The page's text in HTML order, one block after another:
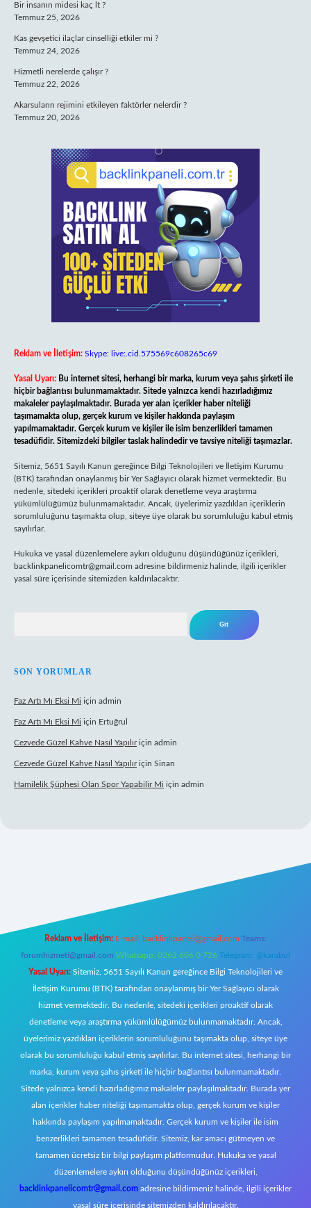
Bir insanın midesi kaç lt ?
Temmuz 25, 2026
Kas gevşetici ilaçlar cinselliği etkiler mi ?
Temmuz 24, 2026
Hizmetli nerelerde çalışır ?
Temmuz 22, 2026
Akarsuların rejimini etkileyen faktörler nelerdir ?
Temmuz 20, 2026
Reklam ve İletişim: Skype: live:.cid.575569c608265c69
Yasal Uyarı: Bu internet sitesi, herhangi bir marka, kurum veya şahıs şirketi ile
hiçbir bağlantısı bulunmamaktadır. Sitede yalnızca kendi hazırladığımız
makaleler paylaşılmaktadır. Burada yer alan içerikler haber niteliği
taşımamakta olup, gerçek kurum ve kişiler hakkında paylaşım
yapılmamaktadır. Gerçek kurum ve kişiler ile isim benzerlikleri tamamen
tesadüfidir. Sitemizdeki bilgiler taslak halindedir ve tavsiye niteliği taşımazlar.
Sitemiz, 5651 Sayılı Kanun gereğince Bilgi Teknolojileri ve İletişim Kurumu
(BTK) tarafından onaylanmış bir Yer Sağlayıcı olarak hizmet vermektedir. Bu
nedenle, sitedeki içerikleri proaktif olarak denetleme veya araştırma
yükümlülüğümüz bulunmamaktadır. Ancak, üyelerimiz yazdıkları içeriklerin
sorumluluğunu taşımakta olup, siteye üye olarak bu sorumluluğu kabul etmiş
sayılırlar.
Hukuka ve yasal düzenlemelere aykırı olduğunu düşündüğünüz içerikleri,
backlinkpanelicomtr@gmail.com adresine bildirmeniz halinde, ilgili içerikler
yasal süre içerisinde sitemizden kaldırılacaktır.
SON YORUMLAR
Faz Artı Mı Eksi Mi için admin
Faz Artı Mı Eksi Mi için Ertuğrul
Cezvede Güzel Kahve Nasıl Yapılıriçin admin
Cezvede Güzel Kahve Nasıl Yapılıriçin Sinan
Hamilelik Şüphesi Olan Spor Yapabilir Mi için admin
Reklam ve İletişim: E-mail: backlinkpaneli@gmail.com Teams:
forumhizmeti@gmail.com Whatsapp: 0262 606 0 726 Telegram: @karabul
Yasal Uyarı: Sitemiz, 5651 Sayılı Kanun gereğince Bilgi Teknolojileri ve
İletişim Kurumu (BTK) tarafından onaylanmış bir Yer Sağlayıcı olarak
hizmet vermektedir. Bu nedenle, sitedeki içerikleri proaktif olarak
denetleme veya araştırma yükümlülüğümüz bulunmamaktadır. Ancak,
üyelerimiz yazdıkları içeriklerin sorumluluğunu taşımakta olup, siteye üye
olarak bu sorumluluğu kabul etmiş sayılırlar. Bu internet sitesi, herhangi bir
marka, kurum veya şahıs şirketi ile hiçbir bağlantısı bulunmamaktadır.
Sitede yalnızca kendi hazırladığımız makaleler paylaşılmaktadır. Burada yer
alan içerikler haber niteliği taşımamakta olup, gerçek kurum ve kişiler
hakkında paylaşım yapılmamaktadır. Gerçek kurum ve kişiler ile isim
benzerlikleri tamamen tesadüfidir. Sitemiz, kar amacı gütmeyen ve
tamamen ücretsiz bir bilgi paylaşım platformudur. Hukuka ve yasal
düzenlemelere aykırı olduğunu düşündüğünüz içerikleri,
backlinkpanelicomtr@gmail.com adresine bildirmeniz halinde, ilgili içerikler
yasal süre içerisinde sitemizden kaldırılacaktır.